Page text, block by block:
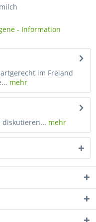
- Information
im Freiand
mehr
diskutieren... mehr